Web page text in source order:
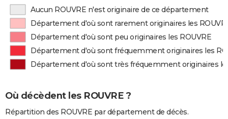
Aucun ROUVRE n'est originaire de ce département
Département d'où sont rarement originaires les
Département d'où sont peu originaires les ROUVRE
Département d'où sont fréquemment originaires les
Département d'où sont très fréquemment originaires
Où décèdent les ROUVRE ?
Répartition des ROUVRE par département de décès.